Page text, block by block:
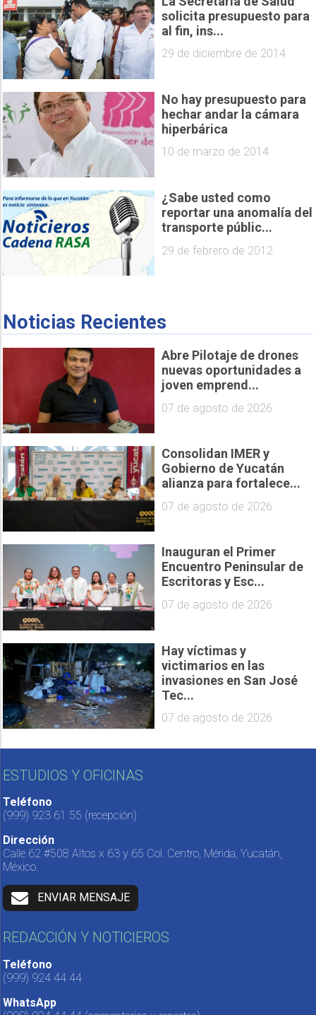
solicita presupuesto para
al fin, ins...
29 de diciembre de 2014
No hay presupuesto para
hechar andar la cámara
hiperbárica
10 de marzo de 2014
¿Sabe usted como
reportar una anomalía del
transporte públic...
29 de febrero de 2012
Noticias Recientes
Abre Pilotaje de drones
nuevas oportunidades a
joven emprend...
07 de agosto de 2026
Consolidan IMER y
Gobierno de Yucatán
alianza para fortalece...
07 de agosto de 2026
Inauguran el Primer
Encuentro Peninsular de
Escritoras y Esc...
07 de agosto de 2026
Hay víctimas y
victimarios en las
invasiones en San José
Tec...
07 de agosto de 2026
ESTUDIOS Y OFICINAS
Teléfono
(999) 923 61 55 (recepción)
Dirección
Calle 62 #508 Altos x 63 y 65 Col. Centro, Mérida, Yucatán,
México.
ENVIAR MENSAJE
REDACCIÓN Y NOTICIEROS
Teléfono
(999) 924 44 44
WhatsApp